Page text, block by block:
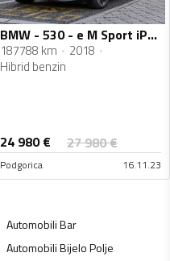
BMW - 530 - e M Sport iPerformance
187788 km
2018
Hibrid benzin
24 980€ 27 980€
Podgorica 16.11.23
AutomobiliBar
AutomobiliBijelo Polje